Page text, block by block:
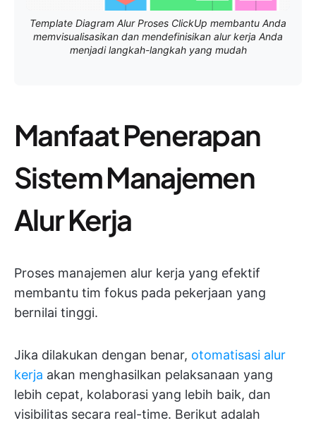
Template Diagram Alur Proses ClickUp membantu Anda
memvisualisasikan dan mendefinisikan alur kerja Anda
menjadi langkah-langkah yang mudah
Manfaat Penerapan
Sistem Manajemen
Alur Kerja
Proses manajemen alur kerja yang efektif
membantu tim fokus pada pekerjaan yang
bernilai tinggi.
Jika dilakukan dengan benar, otomatisasi alur
kerja akan menghasilkan pelaksanaan yang
lebih cepat, kolaborasi yang lebih baik, dan
visibilitas secara real-time. Berikut adalah